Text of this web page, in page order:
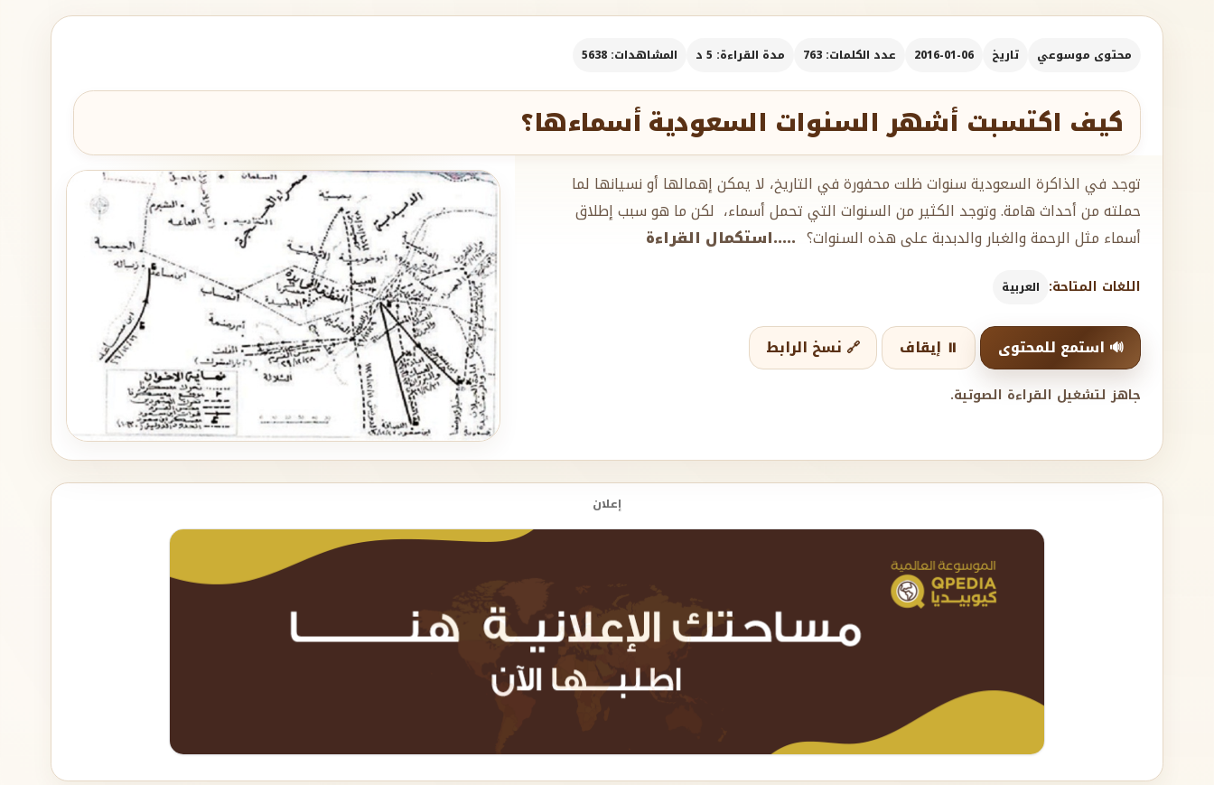
محتوى موسوعي تاريخ 2016-01-06 عدد الكلمات: 763 مدة القراءة: 5 د المشاهدات: 5638
كيف اكتسبت أشهر السنوات السعودية أسماءها؟
توجد في الذاكرة السعودية سنوات ظلت محفورة في التاريخ، لا يمكن إهمالها أو نسيانها لما
حملته من أحداث هامة. وتوجد الكثير من السنوات التي تحمل أسماء، لكن ما هو سبب إطلاق
أسماء مثل الرحمة والغبار والدبدبة على هذه السنوات؟ .....استكمال القراءة
اللغات المتاحة: العربية
🔊 استمع للمحتوى ⏸️ إيقاف 🔗 نسخ الرابط
جاهز لتشغيل القراءة الصوتية.
إعلان